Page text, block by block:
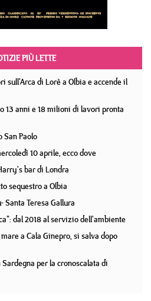
PIÙ LETTE
sull'Arca di Lorè a Olbia e accende il
13 anni e 18 milioni di lavori pronta
Paolo
10 aprile, ecco dove
bar di Londra
sequestro a Olbia
Santa Teresa Gallura
dal 2018 al servizio dell'ambiente
a Cala Ginepro, si salva dopo
per la cronoscalata di